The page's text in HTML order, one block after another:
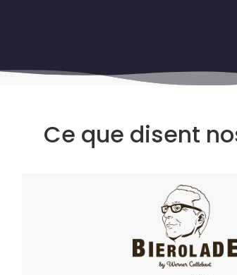
Ce que disent